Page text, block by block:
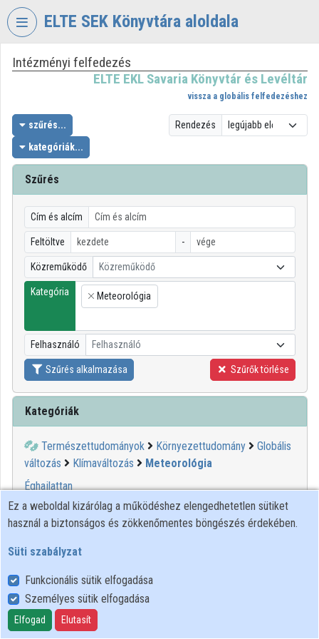
Fejléc kihagyása
ELTE SEK Könyvtára aloldala
VIDEOTORIUM
EKL
SAVARIA
KÖNYVTÁR
ÉS
LEVÉLTÁR
Intézményi kezdőlap
Bejelentkezés
Intézményi felfedezés
Intézményi listák
Intézmények
Közreműködők
Intézményi felfedezés
ELTE EKL Savaria Könyvtár és Levéltár
vissza a globális felfedezéshez
szűrés...
kategóriák...
Rendezés
Szűrés
Cím és alcím
Feltöltve -
Közreműködő Közreműködő
Kategória
×
Meteorológia
Felhasználó Felhasználó
Szűrés alkalmazása Szűrők törlése
Kategóriák
Természettudományok Környezettudomány
Globális
változás
Klímaváltozás
Meteorológia
Éghajlattan
00:14:15
ELTE SEK
Ez a weboldal kizárólag a működéshez elengedhetetlen sütiket
használ a biztonságos és zökkenőmentes böngészés érdekében.
Süti szabályzat
Funkcionális sütik elfogadása
Személyes sütik elfogadása
Elfogad Elutasít